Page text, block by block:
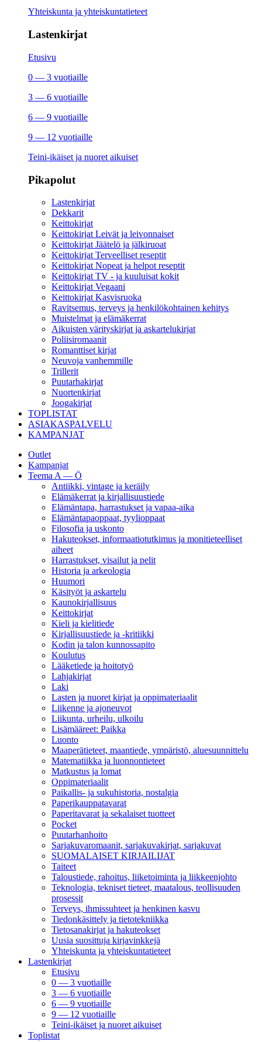
Yhteiskunta ja yhteiskuntatieteet
Lastenkirjat
Etusivu
0 — 3 vuotiaille
3 — 6 vuotiaille
6 — 9 vuotiaille
9 — 12 vuotiaille
Teini-ikäiset ja nuoret aikuiset
Pikapolut
Lastenkirjat
Dekkarit
Keittokirjat
Keittokirjat Leivät ja leivonnaiset
Keittokirjat Jäätelö ja jälkiruoat
Keittokirjat Terveelliset reseptit
Keittokirjat Nopeat ja helpot reseptit
Keittokirjat TV - ja kuuluisat kokit
Keittokirjat Vegaani
Keittokirjat Kasvisruoka
Ravitsemus, terveys ja henkilökohtainen kehitys
Muistelmat ja elämäkerrat
Aikuisten värityskirjat ja askartelukirjat
Poliisiromaanit
Romanttiset kirjat
Neuvoja vanhemmille
Trillerit
Puutarhakirjat
Nuortenkirjat
Joogakirjat
TOPLISTAT
ASIAKASPALVELU
KAMPANJAT
Outlet
Kampanjat
Teema A — Ö
Antiikki, vintage ja keräily
Elämäkerrat ja kirjallisuustiede
Elämäntapa, harrastukset ja vapaa-aika
Elämäntapaoppaat, tyylioppaat
Filosofia ja uskonto
Hakuteokset, informaatiotutkimus ja monitieteelliset
aiheet
Harrastukset, visailut ja pelit
Historia ja arkeologia
Huumori
Käsityöt ja askartelu
Kaunokirjallisuus
Keittokirjat
Kieli ja kielitiede
Kirjallisuustiede ja -kritiikki
Kodin ja talon kunnossapito
Koulutus
Lääketiede ja hoitotyö
Lahjakirjat
Laki
Lasten ja nuoret kirjat ja oppimateriaalit
Liikenne ja ajoneuvot
Liikunta, urheilu, ulkoilu
Lisämääreet: Paikka
Luonto
Maaperätieteet, maantiede, ympäristö, aluesuunnittelu
Matematiikka ja luonnontieteet
Matkustus ja lomat
Oppimateriaalit
Paikallis- ja sukuhistoria, nostalgia
Paperikauppatavarat
Paperitavarat ja sekalaiset tuotteet
Pocket
Puutarhanhoito
Sarjakuvaromaanit, sarjakuvakirjat, sarjakuvat
SUOMALAISET KIRJAILIJAT
Taiteet
Taloustiede, rahoitus, liiketoiminta ja liikkeenjohto
Teknologia, tekniset tieteet, maatalous, teollisuuden
prosessit
Terveys, ihmissuhteet ja henkinen kasvu
Tiedonkäsittely ja tietotekniikka
Tietosanakirjat ja hakuteokset
Uusia suosittuja kirjavinkkejä
Yhteiskunta ja yhteiskuntatieteet
Lastenkirjat
Etusivu
0 — 3 vuotiaille
3 — 6 vuotiaille
6 — 9 vuotiaille
9 — 12 vuotiaille
Teini-ikäiset ja nuoret aikuiset
Toplistat